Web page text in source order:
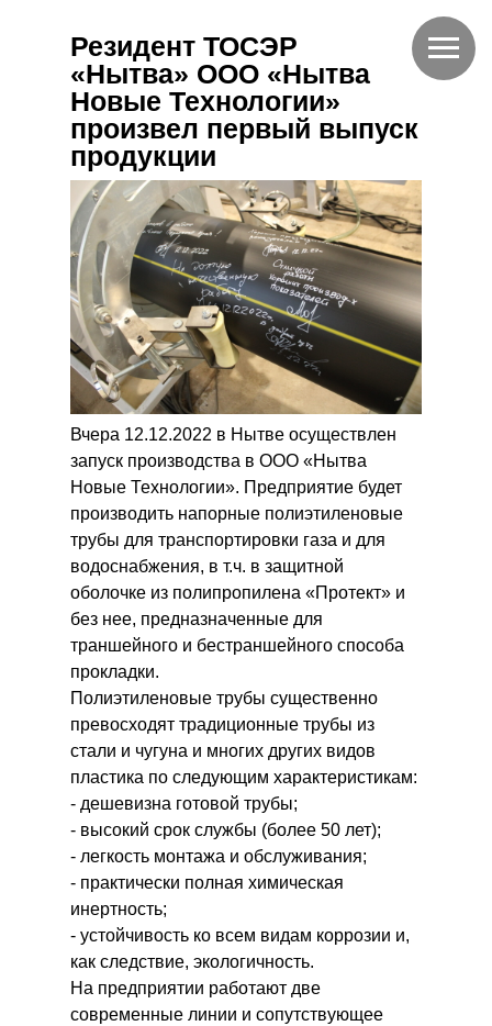
Резидент ТОСЭР
«Нытва» ООО «Нытва
Новые Технологии»
произвел первый выпуск
продукции
Вчера 12.12.2022 в Нытве осуществлен
запуск производства в ООО «Нытва
Новые Технологии». Предприятие будет
производить напорные полиэтиленовые
трубы для транспортировки газа и для
водоснабжения, в т.ч. в защитной
оболочке из полипропилена «Протект» и
без нее, предназначенные для
траншейного и бестраншейного способа
прокладки.
Полиэтиленовые трубы существенно
превосходят традиционные трубы из
стали и чугуна и многих других видов
пластика по следующим характеристикам:
- дешевизна готовой трубы;
- высокий срок службы (более 50 лет);
- легкость монтажа и обслуживания;
- практически полная химическая
инертность;
- устойчивость ко всем видам коррозии и,
как следствие, экологичность.
На предприятии работают две
современные линии и сопутствующее